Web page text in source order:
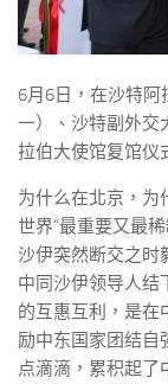
6月6日，在沙特阿
一）、沙特副外交
拉伯大使馆复馆仪
为什么在北京，为
世界“最重要又最
沙伊突然断交之时
中同沙伊领导人结
的互惠互利，是在
励中东国家团结自
点滴滴，累积起了